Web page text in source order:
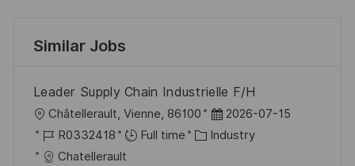
Similar Jobs
Leader Supply Chain Industrielle F/H
L
o
c
Châtellerault, Vienne, 86100
P
o
2026-07-15
J
o
R0332418 Full time
C Industry
Chatellerault